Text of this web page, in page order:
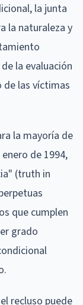
la junta
la naturaleza y
la evaluación
de las víctimas
la mayoría de
de 1994,
(truth in
que cumplen
grado
recluso puede